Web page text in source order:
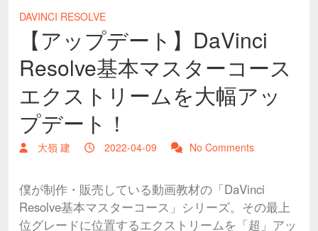
DAVINCI RESOLVE
【アップデート】DaVinci
Resolve基本マスターコース
エクストリームを大幅アッ
プデート！
大嶺 建 2022-04-09 No Comments
僕が制作・販売している動画教材の「DaVinci
Resolve基本マスターコース」シリーズ。その最上
位グレードに位置するエクストリームを「超」アッ